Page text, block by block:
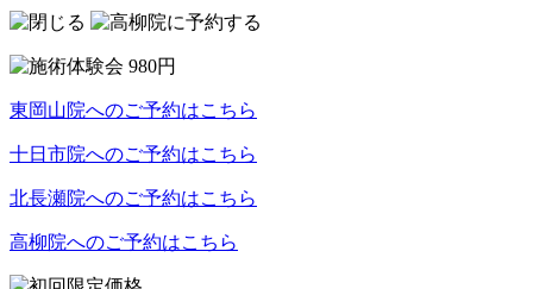
東岡山院へのご予約はこちら
十日市院へのご予約はこちら
北長瀬院へのご予約はこちら
高柳院へのご予約はこちら